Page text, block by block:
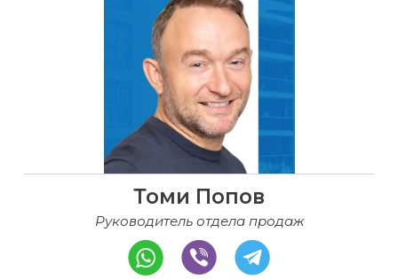
Томи Попов
Руководитель отдела продаж